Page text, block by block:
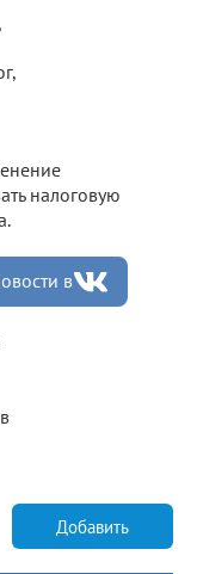
налоговую
в
Добавить